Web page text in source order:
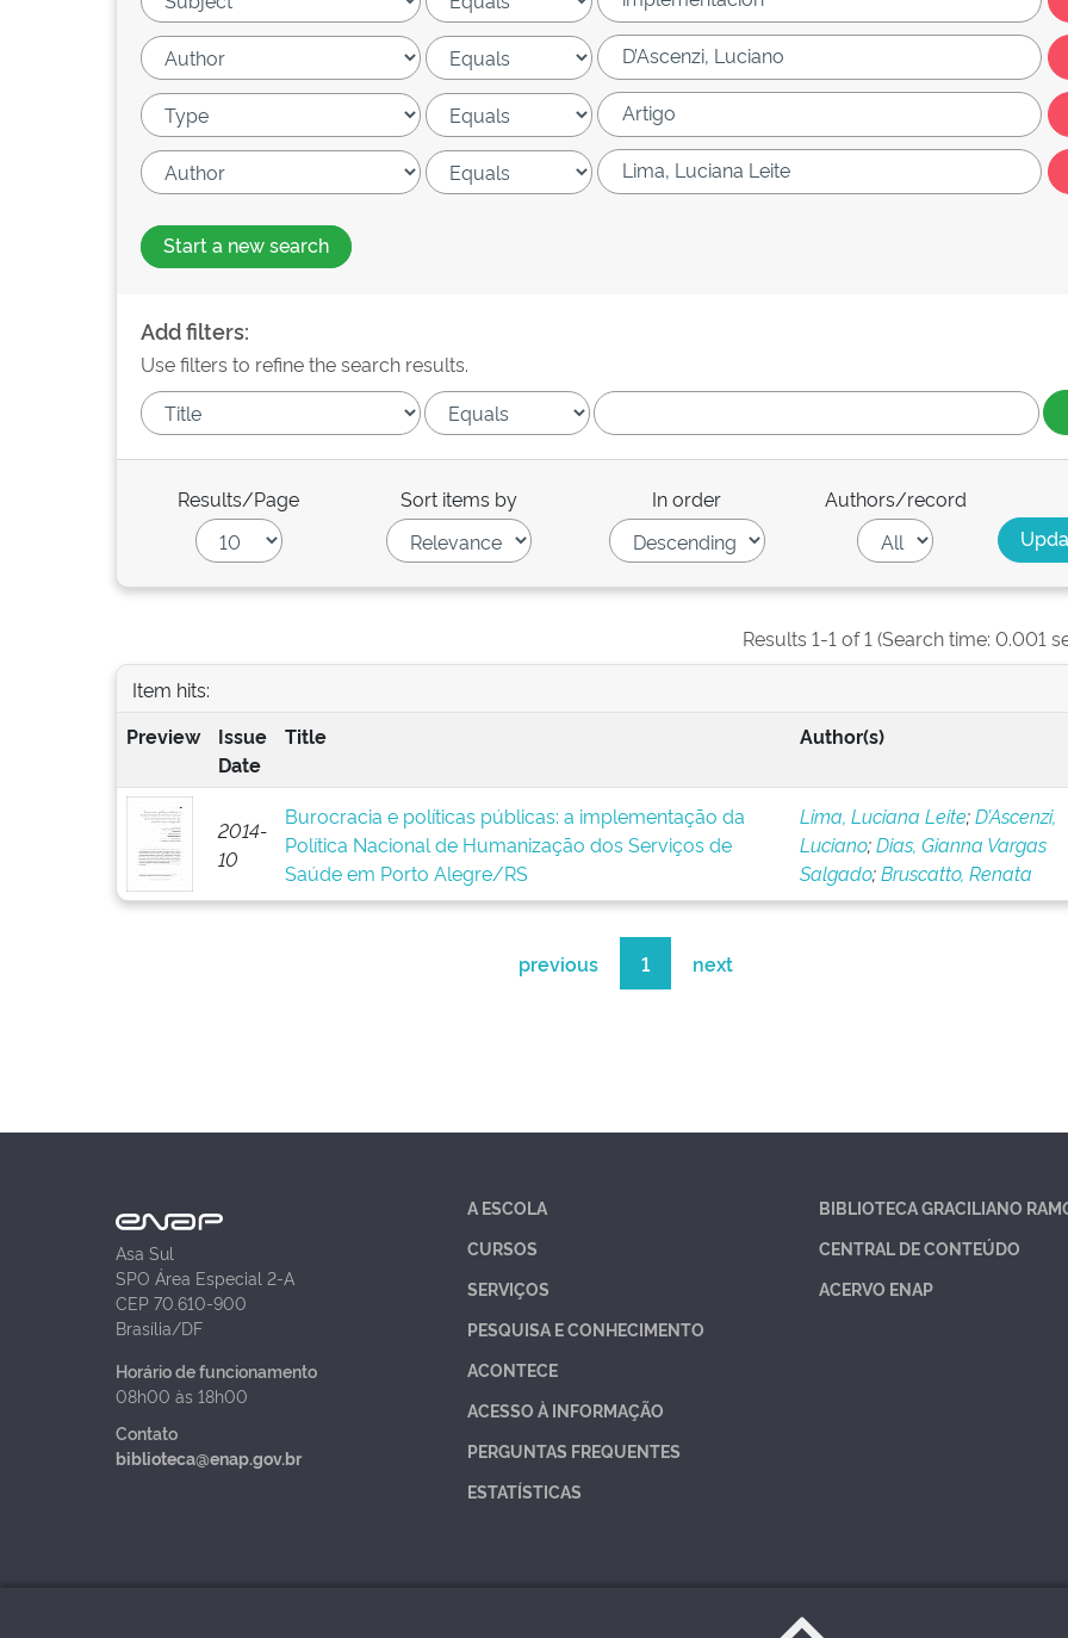
Start a new search
Add filters:
Use filters to refine the search results.
Results/Page Sort items by In order Authors/record
Results 1-1 of 1 (Search time: 0.001
Item hits:
Preview
Issue
Date
Title Author(s)
2014-
10
Burocracia e políticas públicas: a implementação da
Política Nacional de Humanização dos Serviços de
Saúde em Porto Alegre/RS
Lima, Luciana Leite;D’Ascenzi,
Luciano;Dias, Gianna Vargas
Salgado;Bruscatto, Renata
previous 1 next
Asa Sul
SPO Área Especial 2-A
CEP 70.610-900
Brasília/DF
Horário de funcionamento
08h00 às 18h00
Contato
biblioteca@enap.gov.br
A ESCOLA
CURSOS
SERVIÇOS
PESQUISA E CONHECIMENTO
ACONTECE
ACESSO À INFORMAÇÃO
PERGUNTAS FREQUENTES
ESTATÍSTICAS
BIBLIOTECA GRACILIANO
CENTRAL DE CONTEÚDO
ACERVO ENAP